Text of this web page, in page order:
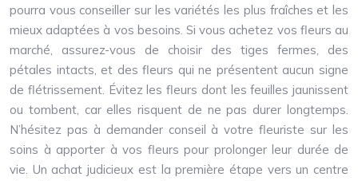
pourra vous conseiller sur les variétés les plus fraîches et les
mieux adaptées à vos besoins. Si vous achetez vos fleurs au
marché, assurez-vous de choisir des tiges fermes, des
pétales intacts, et des fleurs qui ne présentent aucun signe
de flétrissement. Évitez les fleurs dont les feuilles jaunissent
ou tombent, car elles risquent de ne pas durer longtemps.
N’hésitez pas à demander conseil à votre fleuriste sur les
soins à apporter à vos fleurs pour prolonger leur durée de
vie. Un achat judicieux est la première étape vers un centre